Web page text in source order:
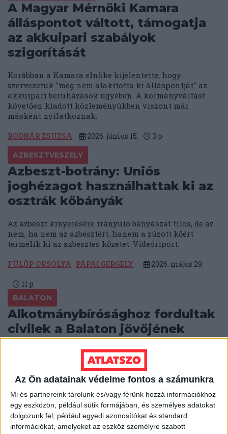
Az Ön adatainak védelme fontos a számunkra
Mi és partnereink tárolunk és/vagy férünk hozzá információkhoz
egy eszközön, például sütik formájában, és személyes adatokat
dolgozunk fel, például egyedi azonosítókat és standard
információkat, amelyeket az eszköz személyre szabott
A Magyar Mérnöki Kamara
álláspontot váltott, támogatja
az akkuipari szabályok
szigorítását
Korábban a Kamara elnöke kijelentette, hogy
szervezetük "még nem alakította ki álláspontját" az
akkuipari beruházások ügyében. A kormányváltást
követően kiadott közleményükben viszont már
másként nyilatkoznak.
BODNÁR ZSUZSA 2026. június 15. 3 p
AZBESZTVESZÉLY
Azbeszt-botrány: Uniós
joghézagot használhattak ki az
osztrák kőbányák
Az azbeszt kinyerésére irányuló bányászat tilos, de az
nem, ha nem az azbesztért, hanem a zúzott kőért
termelik ki az azbesztes kőzetet. Videóriport.
FÜLÖP ORSOLYA PÁPAI GERGELY 2026. május 29.
11 p
BALATON
Alkotmánybírósághoz fordultak
civilek a Balaton jövőjének
védelmében
Alkotmányjogi panaszt nyújtottak be balatoni
érintettek a TASZ segítségével a vízparti építkezéseket
BODNÁR ZSUZSA 2026. május 19. 3p
KLÍMAKATASZTRÓFA